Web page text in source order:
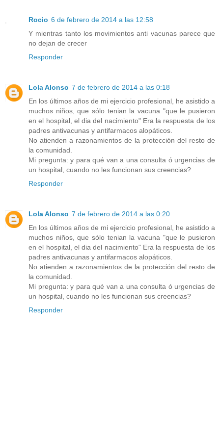
Rocio 6 de febrero de 2014 a las 12:58
Y mientras tanto los movimientos anti vacunas parece que
no dejan de crecer
Responder
Lola Alonso 7 de febrero de 2014 a las 0:18
En los últimos años de mi ejercicio profesional, he asistido a
muchos niños, que sólo tenian la vacuna "que le pusieron
en el hospital, el dia del nacimiento" Era la respuesta de los
padres antivacunas y antifarmacos alopáticos.
No atienden a razonamientos de la protección del resto de
la comunidad.
Mi pregunta: y para qué van a una consulta ó urgencias de
un hospital, cuando no les funcionan sus creencias?
Responder
Lola Alonso 7 de febrero de 2014 a las 0:20
En los últimos años de mi ejercicio profesional, he asistido a
muchos niños, que sólo tenian la vacuna "que le pusieron
en el hospital, el dia del nacimiento" Era la respuesta de los
padres antivacunas y antifarmacos alopáticos.
No atienden a razonamientos de la protección del resto de
la comunidad.
Mi pregunta: y para qué van a una consulta ó urgencias de
un hospital, cuando no les funcionan sus creencias?
Responder